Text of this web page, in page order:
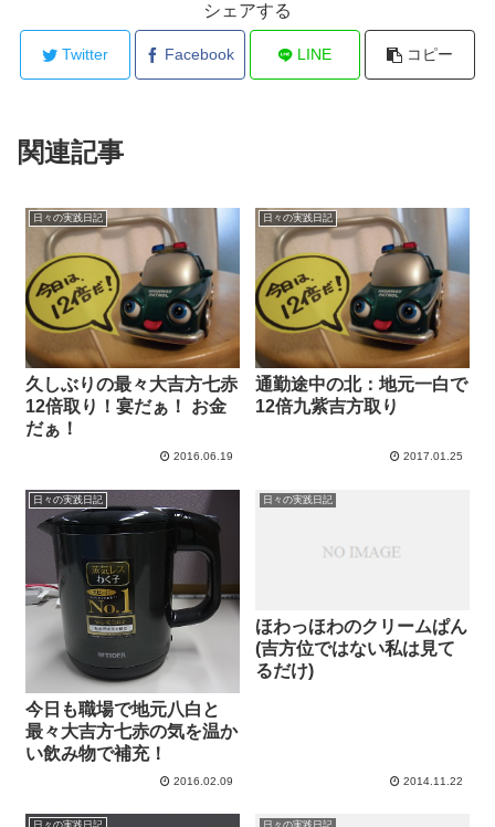
シェアする
Twitter Facebook LINE コピー
関連記事
日々の実践日記
久しぶりの最々大吉方七赤
12倍取り！宴だぁ！ お金
だぁ！
2016.06.19
日々の実践日記
通勤途中の北：地元一白で
12倍九紫吉方取り
2017.01.25
日々の実践日記
今日も職場で地元八白と
最々大吉方七赤の気を温か
い飲み物で補充！
2016.02.09
日々の実践日記
ほわっほわのクリームぱん
(吉方位ではない私は見て
るだけ)
2014.11.22